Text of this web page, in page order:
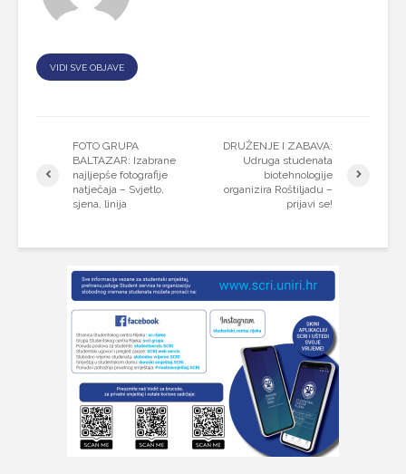
VIDI SVE OBJAVE
FOTO GRUPA
BALTAZAR: Izabrane
najljepše fotografije
natječaja – Svjetlo,
sjena, linija
DRUŽENJE I ZABAVA:
Udruga studenata
biotehnologije
organizira Roštiljadu –
prijavi se!